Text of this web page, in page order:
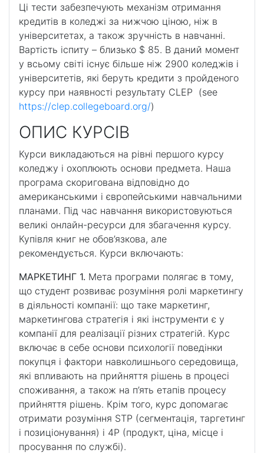
Ці тести забезпечують механізм отримання
кредитів в коледжі за нижчою ціною, ніж в
університетах, а також зручність в навчанні.
Вартість іспиту – близько $ 85. В даний момент
у всьому світі існує більше ніж 2900 коледжів і
університетів, які беруть кредити з пройденого
курсу при наявності результату CLEP (see
https://clep.collegeboard.org/)
ОПИС КУРСІВ
Курси викладаються на рівні першого курсу
коледжу і охоплюють основи предмета. Наша
програма скоригована відповідно до
американськими і європейськими навчальними
планами. Під час навчання використовуються
великі онлайн-ресурси для збагачення курсу.
Купівля книг не обов’язкова, але
рекомендується. Курси включають:
МАРКЕТИНГ 1. Мета програми полягає в тому,
що студент розвиває розуміння ролі маркетингу
в діяльності компанії: що таке маркетинг,
маркетингова стратегія і які інструменти є у
компанії для реалізації різних стратегій. Курс
включає в себе основи психології поведінки
покупця і фактори навколишнього середовища,
які впливають на прийняття рішень в процесі
споживання, а також на п’ять етапів процесу
прийняття рішень. Крім того, курс допомагає
отримати розуміння STP (сегментація, таргетинг
і позиціонування) і 4P (продукт, ціна, місце і
просування по службі).